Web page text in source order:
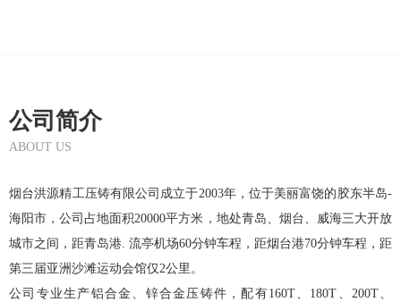
公司简介
ABOUT US
烟台洪源精工压铸有限公司成立于2003年，位于美丽富饶的胶东半岛-
海阳市，公司占地面积20000平方米，地处青岛、烟台、威海三大开放
城市之间，距青岛港. 流亭机场60分钟车程，距烟台港70分钟车程，距
第三届亚洲沙滩运动会馆仅2公里。
公司专业生产铝合金、锌合金压铸件，配有160T、180T、200T、